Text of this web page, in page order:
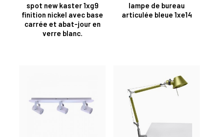
spot new kaster 1xg9
finition nickel avec base
carrée et abat-jour en
verre blanc.
lampe de bureau
articulée bleue 1xe14